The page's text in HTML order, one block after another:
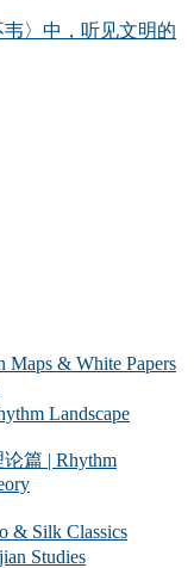
韦〉中，听见文明的
& White Papers
Landscape
篇 | Rhythm
& Silk Classics
Studies